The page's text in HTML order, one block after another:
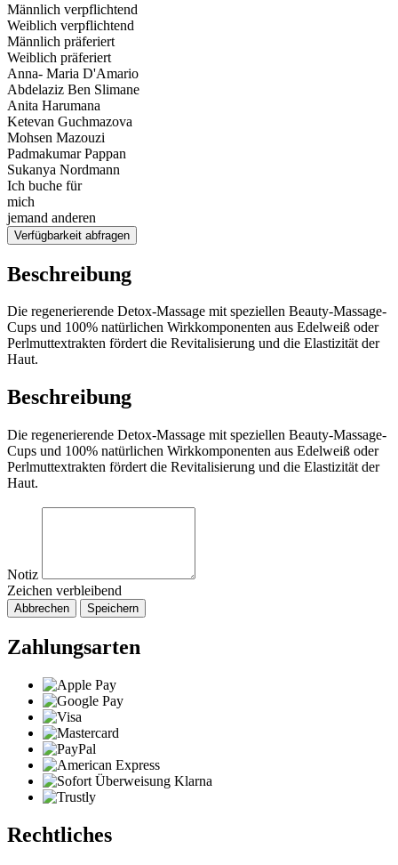
Männlich verpflichtend
Weiblich verpflichtend
Männlich präferiert
Weiblich präferiert
Anna- Maria D'Amario
Abdelaziz Ben Slimane
Anita Harumana
Ketevan Guchmazova
Mohsen Mazouzi
Padmakumar Pappan
Sukanya Nordmann
Ich buche für
mich
jemand anderen
Verfügbarkeit abfragen
Beschreibung
Die regenerierende Detox-Massage mit speziellen Beauty-Massage-
Cups und 100% natürlichen Wirkkomponenten aus Edelweiß oder
Perlmuttextrakten fördert die Revitalisierung und die Elastizität der
Haut.
Beschreibung
Die regenerierende Detox-Massage mit speziellen Beauty-Massage-
Cups und 100% natürlichen Wirkkomponenten aus Edelweiß oder
Perlmuttextrakten fördert die Revitalisierung und die Elastizität der
Haut.
Notiz
Zeichen verbleibend
Abbrechen Speichern
Zahlungsarten
Rechtliches